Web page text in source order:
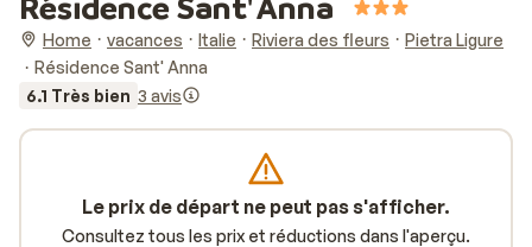
Home vacances Italie Riviera des fleurs
Pietra Ligure
Résidence Sant' Anna
6.1 Très bien 3 avis
Le prix de départ ne peut pas s'afficher.
Consultez tous les prix et réductions dans l'aperçu.